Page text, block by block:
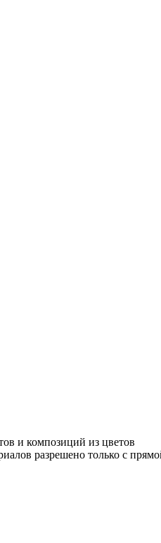
и композиций из цветов
разрешено только с